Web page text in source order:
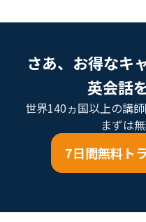
さあ、お得なキ
英会話
世界140ヵ国以上の講
まずは
7日間無料ト